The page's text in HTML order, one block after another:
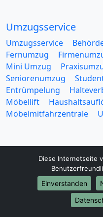
Umzugsservice
Umzugsservice
Fernumzug
Mini Umzug
Seniorenumzug
Entrümpelung
Möbellift
Möbelmitfahrzentrale
Europa-Umzüge
Umzug von Koblenz
Umzug von Koblenz
Diese Internetseite
Einverstanden